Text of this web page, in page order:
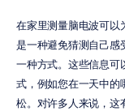
在家里测量脑电波可以
是一种避免猜测自己感
一种方式。这些信息可
式，例如您在一天中的
松。对许多人来说，这